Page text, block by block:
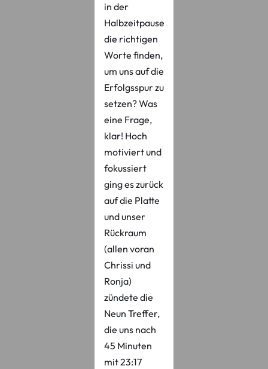
in der
Halbzeitpause
die richtigen
Worte finden,
um uns auf die
Erfolgsspur zu
setzen? Was
eine Frage,
klar! Hoch
motiviert und
fokussiert
ging es zurück
auf die Platte
und unser
Rückraum
(allen voran
Chrissi und
Ronja)
zündete die
Neun Treffer,
die uns nach
45 Minuten
mit 23:17